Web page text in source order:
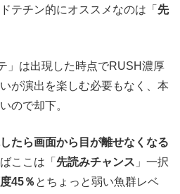
テチン的にオススメなのは「 先
」は出現した時点でRUSH濃厚
が演出を楽しむ必要もなく、本
ので却下。
たら画面から目が離せなくなる
ここは「 先読みチャンス 」一択
45％ とちょっと弱い魚群レベ